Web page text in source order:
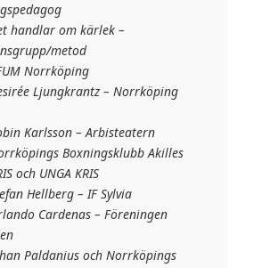
handlar om kärlek –
metod
Norrköping
Ljungkrantz – Norrköping
Karlsson – Arbisteatern
Boxningsklubb Akilles
och UNGA KRIS
Hellberg – IF Sylvia
Cardenas – Föreningen
Paldanius och Norrköpings